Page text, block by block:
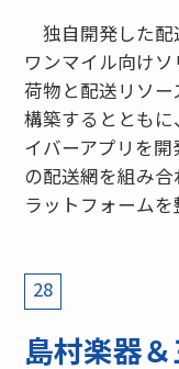
独自開発した配
ワンマイル向け
荷物と配送リソ
構築するととも
イバーアプリを
の配送網を組み
ラットフォームを
28
島村楽器